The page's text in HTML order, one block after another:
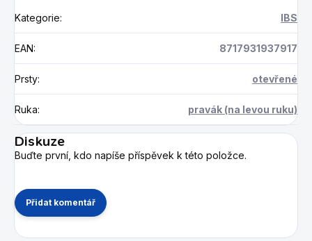
Kategorie: IBS
EAN: 8717931937917
Prsty: otevřené
Ruka: pravák (na levou ruku)
Diskuze
Buďte první, kdo napíše příspěvek k této položce.
Přidat komentář